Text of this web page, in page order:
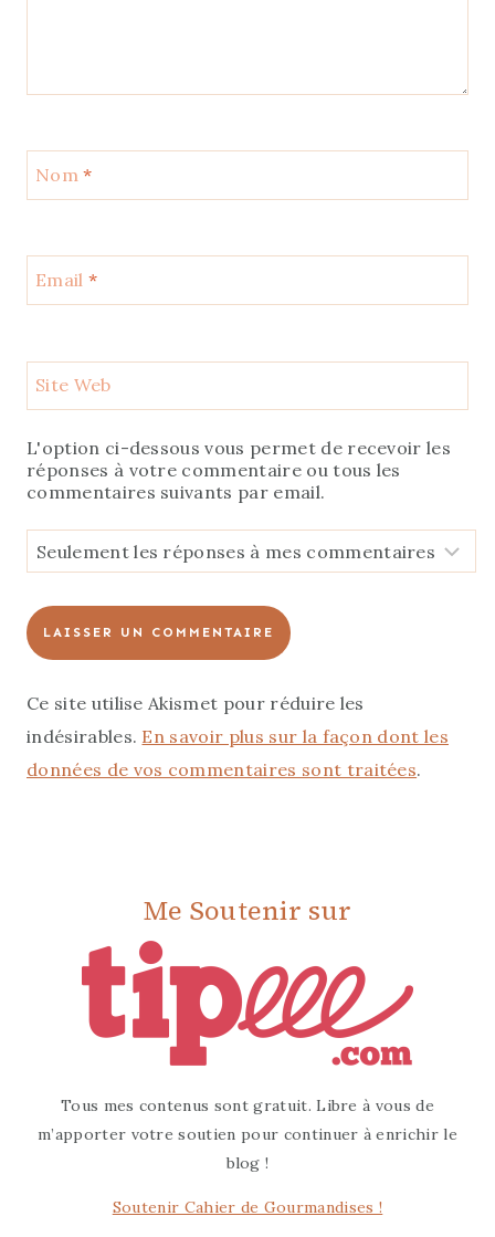
Nom*
Email *
Site Web
L'option ci-dessous vous permet de recevoir les
réponses à votre commentaire ou tous les
commentaires suivants par email.
Ce site utilise Akismet pour réduire les
indésirables. En savoir plus sur la façon dont les
données de vos commentaires sont traitées.
Me Soutenir sur
Tous mes contenus sont gratuit. Libre à vous de
m’apporter votre soutien pour continuer à enrichir le
blog !
Soutenir Cahier de Gourmandises !